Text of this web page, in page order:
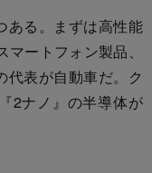
ある。まずは高性能
ートフォン製品、
代表が自動車だ。ク
2ナノ』の半導体が